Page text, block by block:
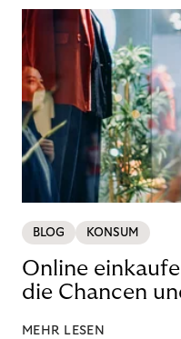
BLOG KONSUM
Online
die Chancen
MEHR LESEN